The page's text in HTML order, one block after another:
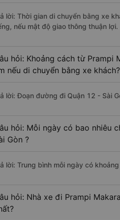
lời: Thời gian di chuyển bằng xe
nếu mật độ giao thông thuận lợi.
hỏi: Khoảng cách từ Prampi
nếu di chuyển bằng xe khách?
lời: Đoạn đường đi Quận 12 - Sài
hỏi: Mỗi ngày có bao nhiêu
Gòn ?
lời: Trung bình mỗi ngày có
hỏi: Nhà xe đi Prampi